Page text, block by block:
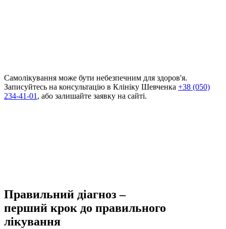
Самолікування може бути небезпечним для здоров'я.
Записуйтесь на консультацію в Клініку Шевченка +38 (050)
234-41-01 , або залишайте заявку на сайті.
Правильний діагноз –
перший крок до правильного
лікування